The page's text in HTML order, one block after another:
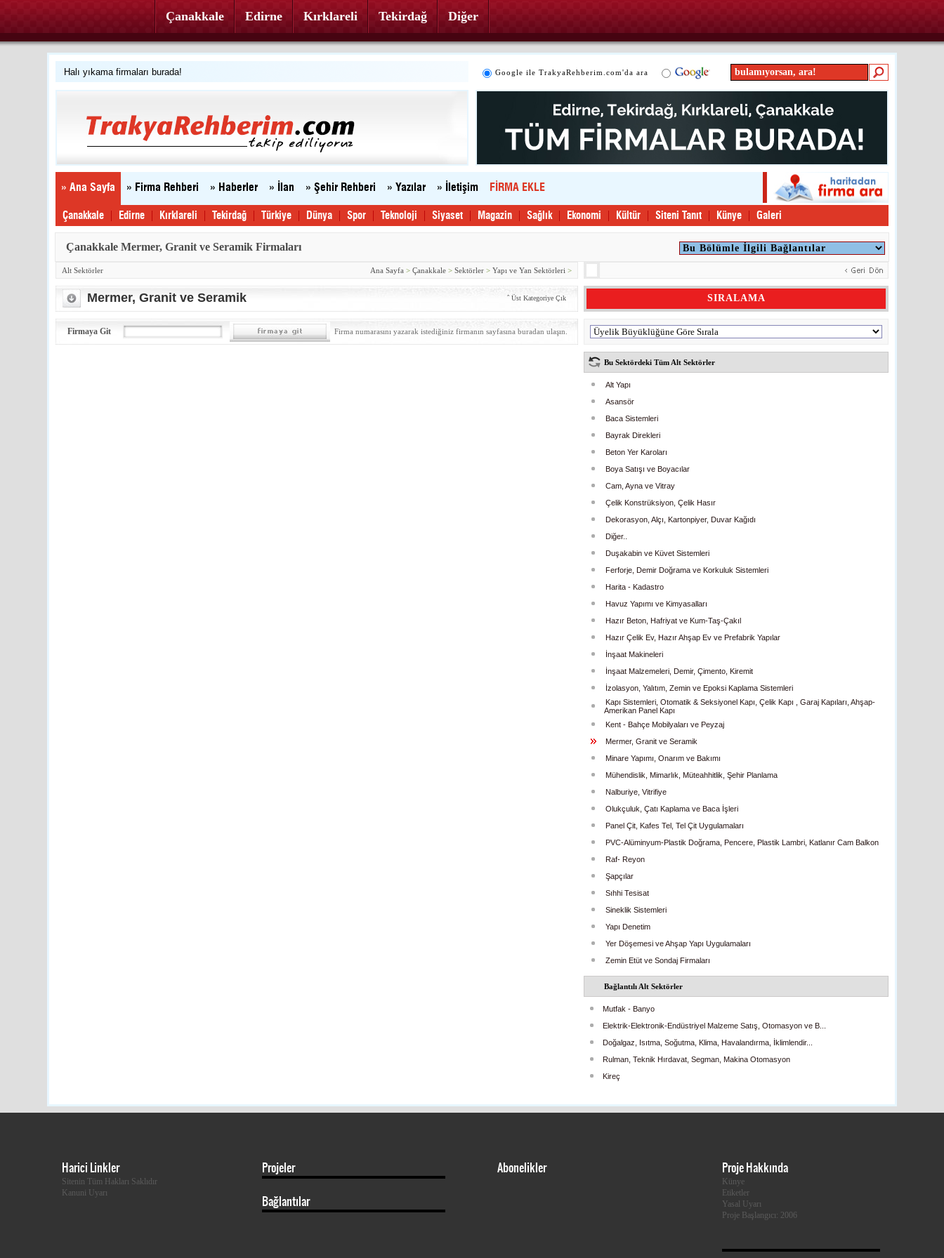
Çanakkale Edirne Kırklareli Tekirdağ Diğer
Firmanızı ücretsiz ekleyin »
Halı yıkama firmaları burada!
Trakya'yı tanıyalım
Web sitenizi yapıyoruz...
Google ile TrakyaRehberim.com'da ara
» Ana Sayfa » Firma Rehberi » Haberler » İlan » Şehir Rehberi » Yazılar » İletişim FİRMA EKLE
Çanakkale Edirne Kırklareli Tekirdağ Türkiye Dünya Spor Teknoloji Siyaset Magazin Sağlık Ekonomi Kültür Siteni Tanıt Künye Galeri
Çanakkale Mermer, Granit ve Seramik Firmaları
Alt Sektörler Ana Sayfa > Çanakkale > Sektörler > Yapı ve Yan Sektörleri >
Mermer, Granit ve Seramik ˆ Üst Kategoriye Çık
Firmaya Git Firma numarasını yazarak istediğiniz firmanın sayfasına buradan ulaşın.
SIRALAMA
Bu Sektördeki Tüm Alt Sektörler
Alt Yapı
Asansör
Baca Sistemleri
Bayrak Direkleri
Beton Yer Karoları
Boya Satışı ve Boyacılar
Cam, Ayna ve Vitray
Çelik Konstrüksiyon, Çelik Hasır
Dekorasyon, Alçı, Kartonpiyer, Duvar Kağıdı
Diğer..
Duşakabin ve Küvet Sistemleri
Ferforje, Demir Doğrama ve Korkuluk Sistemleri
Harita - Kadastro
Havuz Yapımı ve Kimyasalları
Hazır Beton, Hafriyat ve Kum-Taş-Çakıl
Hazır Çelik Ev, Hazır Ahşap Ev ve Prefabrik Yapılar
İnşaat Makineleri
İnşaat Malzemeleri, Demir, Çimento, Kiremit
İzolasyon, Yalıtım, Zemin ve Epoksi Kaplama Sistemleri
Kapı Sistemleri, Otomatik & Seksiyonel Kapı, Çelik Kapı , Garaj Kapıları, Ahşap-
Amerikan Panel Kapı
Kent - Bahçe Mobilyaları ve Peyzaj
Mermer, Granit ve Seramik
Minare Yapımı, Onarım ve Bakımı
Mühendislik, Mimarlık, Müteahhitlik, Şehir Planlama
Nalburiye, Vitrifiye
Olukçuluk, Çatı Kaplama ve Baca İşleri
Panel Çit, Kafes Tel, Tel Çit Uygulamaları
PVC-Alüminyum-Plastik Doğrama, Pencere, Plastik Lambri, Katlanır Cam Balkon
Raf- Reyon
Şapçılar
Sıhhi Tesisat
Sineklik Sistemleri
Yapı Denetim
Yer Döşemesi ve Ahşap Yapı Uygulamaları
Zemin Etüt ve Sondaj Firmaları
Bağlantılı Alt Sektörler
Mutfak - Banyo
Elektrik-Elektronik-Endüstriyel Malzeme Satış, Otomasyon ve B...
Doğalgaz, Isıtma, Soğutma, Klima, Havalandırma, İklimlendir...
Rulman, Teknik Hırdavat, Segman, Makina Otomasyon
Kireç
Harici Linkler
Sitenin Tüm Hakları Saklıdır
Kanuni Uyarı
Projeler
Bağlantılar
Abonelikler Proje Hakkında
Künye
Etiketler
Yasal Uyarı
Proje Başlangıcı: 2006